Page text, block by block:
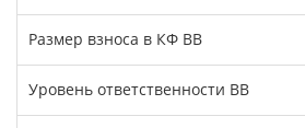
Размер взноса в КФ ВВ
Уровень ответственности ВВ